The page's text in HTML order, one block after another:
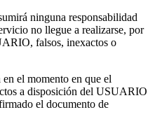
ninguna responsabilidad
no llegue a realizarse, por
falsos, inexactos o
el momento en que el
a disposición del USUARIO
el documento de